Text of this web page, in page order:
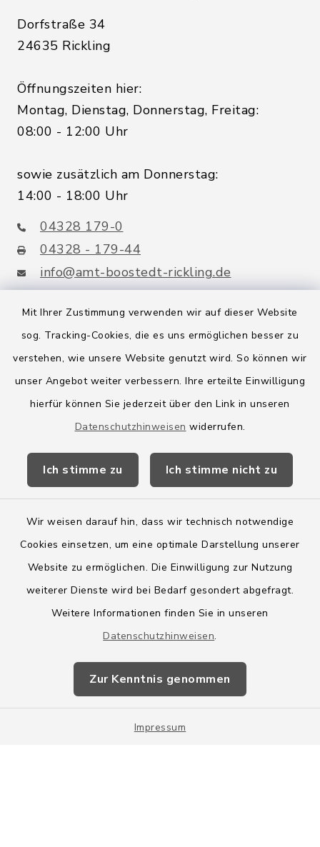
Mit Ihrer Zustimmung verwenden wir auf dieser Website
sog. Tracking-Cookies, die es uns ermöglichen besser zu
verstehen, wie unsere Website genutzt wird. So können wir
unser Angebot weiter verbessern. Ihre erteilte Einwilligung
hierfür können Sie jederzeit über den Link in unseren
Datenschutzhinweisen widerrufen.
Ich stimme zu Ich stimme nicht zu
Wir weisen darauf hin, dass wir technisch notwendige
Cookies einsetzen, um eine optimale Darstellung unserer
Website zu ermöglichen. Die Einwilligung zur Nutzung
weiterer Dienste wird bei Bedarf gesondert abgefragt.
Weitere Informationen finden Sie in unseren
Datenschutzhinweisen.
Zur Kenntnis genommen
Impressum
Dorfstraße 34
24635 Rickling
Öffnungszeiten hier:
Montag, Dienstag, Donnerstag, Freitag:
08:00 - 12:00 Uhr
sowie zusätzlich am Donnerstag:
14:00 - 18:00 Uhr
04328 179-0
04328 - 179-44
info@amt-boostedt-rickling.de
Quicklinks
Amt Boostedt-Rickling
Amtsbroschüre
Wege-Zweckverband
Barrierefreiheit
Impressum
Sitemap